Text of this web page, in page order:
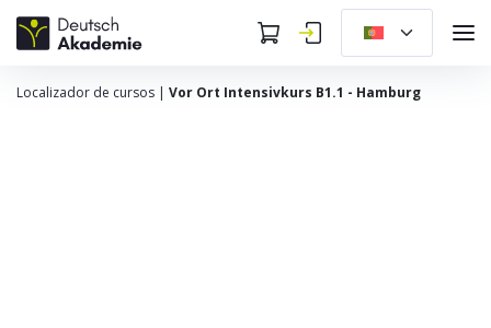
Localizador de cursos | Vor Ort Intensivkurs B1.1 - Hamburg